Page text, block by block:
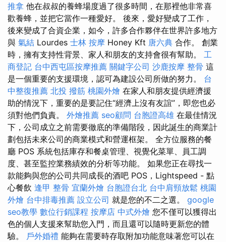
推拿 他在叔叔的養蜂場度過了很多時間，在那裡他非常喜
歡養蜂，並把它當作一種愛好。 後來，愛好變成了工作，
後來變成了合資企業，如今，許多合作夥伴在世界許多地方
與 氣結 Lourdes 士林 按摩 Honey Kft 唐六典 合作。 創業
時，擁有支持性背景、家人和朋友的支持會很有幫助。 工
商登記 台中西屯區按摩推薦 關鍵字公司 沙鹿按摩 整骨 這
是一個重要的支援環境，認可為建設公司所做的努力。 台
中整復推薦 北投 撥筋 桃園外燴 在家人和朋友提供經濟援
助的情況下，重要的是要記住“經濟上沒有友誼”，即您也必
須對他們負責。 外燴推薦 seo顧問 台胞證高雄 在最佳情況
下，公司成立之前需要徹底的準備階段，因此誕生的商業計
劃包括未來公司的商業模式和營運框架。 全方位服務的餐
廳 POS 系統包括庫存和餐桌管理、視覺化菜單、員工調
度、甚至監控業務績效的分析等功能。 如果您正在尋找一
款能夠與您的公司共同成長的酒吧 POS，Lightspeed - 點
心餐飲 逢甲 整骨 宜蘭外燴 台胞證台北 台中肩頸放鬆 桃園
外燴 台中排毒推薦 設立公司 就是您的不二之選。 google
seo教學 數位行銷課程 按摩店 中式外燴 您不僅可以獲得出
色的個人支援來幫助您入門，而且還可以隨時更新您的體
驗。 戶外婚禮 能夠在需要時存取附加功能意味著您可以在